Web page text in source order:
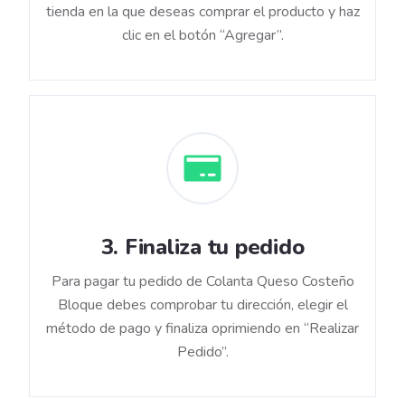
tienda en la que deseas comprar el producto y haz
clic en el botón “Agregar”.
3. Finaliza tu pedido
Para pagar tu pedido de Colanta Queso Costeño
Bloque debes comprobar tu dirección, elegir el
método de pago y finaliza oprimiendo en “Realizar
Pedido”.